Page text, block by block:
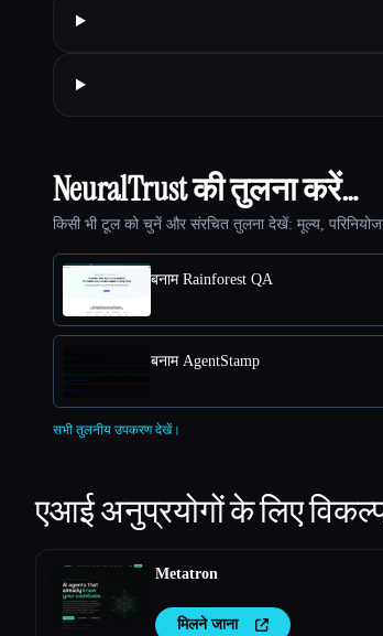
NeuralTrust की तुलना करें…
किसी भी टूल को चुनें और संरचित तुलना देखें: मूल्य,
बनाम Rainforest QA
बनाम AgentStamp
सभी तुलनीय उपकरण देखें।
एआई अनुप्रयोगों के लिए
Metatron
मिलने जाना